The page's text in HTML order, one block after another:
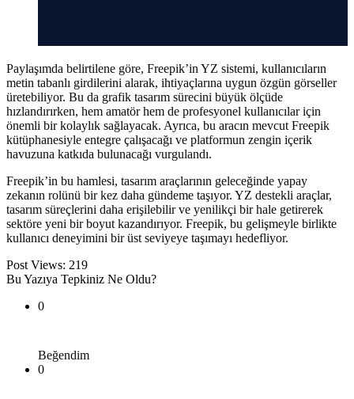
Paylaşımda belirtilene göre, Freepik’in YZ sistemi, kullanıcıların
metin tabanlı girdilerini alarak, ihtiyaçlarına uygun özgün görseller
üretebiliyor. Bu da grafik tasarım sürecini büyük ölçüde
hızlandırırken, hem amatör hem de profesyonel kullanıcılar için
önemli bir kolaylık sağlayacak. Ayrıca, bu aracın mevcut Freepik
kütüphanesiyle entegre çalışacağı ve platformun zengin içerik
havuzuna katkıda bulunacağı vurgulandı.
Freepik’in bu hamlesi, tasarım araçlarının geleceğinde yapay
zekanın rolünü bir kez daha gündeme taşıyor. YZ destekli araçlar,
tasarım süreçlerini daha erişilebilir ve yenilikçi bir hale getirerek
sektöre yeni bir boyut kazandırıyor. Freepik, bu gelişmeyle birlikte
kullanıcı deneyimini bir üst seviyeye taşımayı hedefliyor.
Post Views: 219
Bu Yazıya Tepkiniz Ne Oldu?
0
Beğendim
0